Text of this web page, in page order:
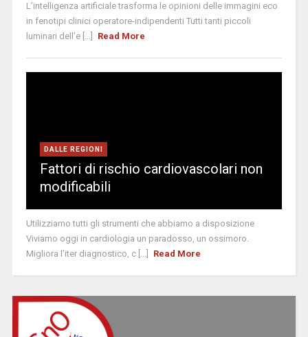
L’intelligenza artificiale trasforma le opinioni delle immagini eco
in fenotipi clinici operatore-indipendenti Tutti tanti piccoli
luminari dell’e [...]
Read More
DALLE REGIONI
Fattori di rischio cardiovascolari non
modificabili
Utilizziamo tutti gli strumenti che abbiamo a disposizione
Viviamo oggi in cardiologia un paradosso, un ossimoro.
Migliora l’iter diagnostico, c [...]
Read More